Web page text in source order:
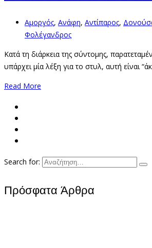
Αμοργός, Ανάφη, Αντίπαρος,
Φολέγανδρος
Κατά τη διάρκεια της σύντομης,
υπάρχει μία λέξη για το στυλ, αυτή είναι
Read More
Search for:
Πρόσφατα Άρθρα